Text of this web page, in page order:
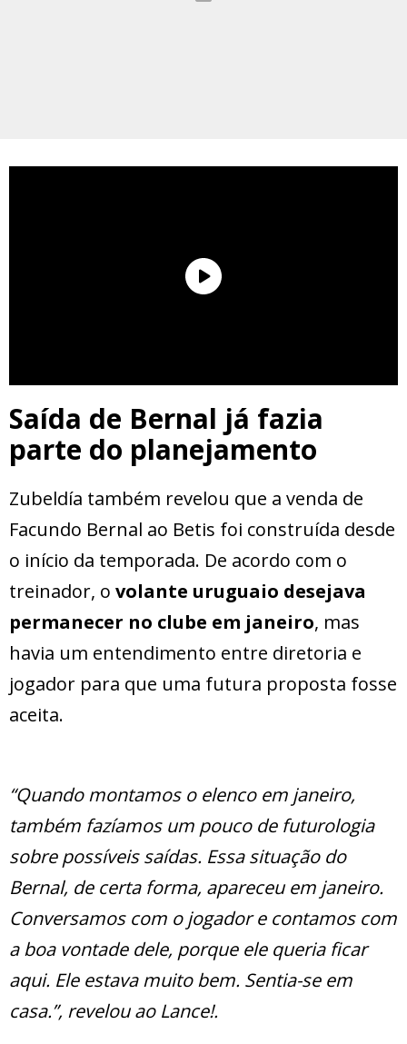
Saída de Bernal já fazia
parte do planejamento
Zubeldía também revelou que a venda de
Facundo Bernal ao Betis foi construída desde
o início da temporada. De acordo com o
treinador, o volante uruguaio desejava
permanecer no clube em janeiro, mas
havia um entendimento entre diretoria e
jogador para que uma futura proposta fosse
aceita.
“Quando montamos o elenco em janeiro,
também fazíamos um pouco de futurologia
sobre possíveis saídas. Essa situação do
Bernal, de certa forma, apareceu em janeiro.
Conversamos com o jogador e contamos com
a boa vontade dele, porque ele queria ficar
aqui. Ele estava muito bem. Sentia-se em
casa.”, revelou ao Lance!.